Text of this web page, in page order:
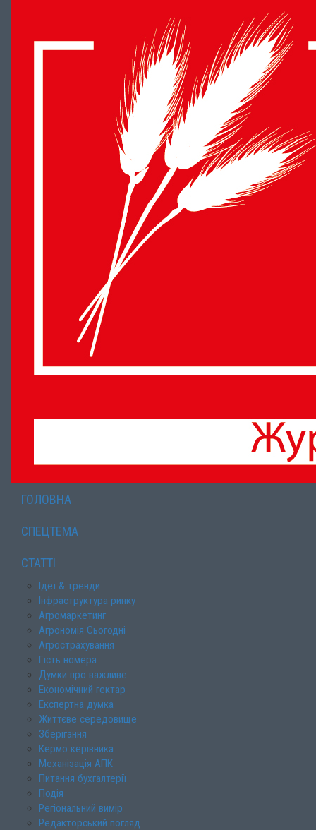
ГОЛОВНА
СПЕЦТЕМА
СТАТТІ
Ідеї & тренди
Інфраструктура ринку
Агромаркетинг
Агрономія Сьогодні
Агрострахування
Гість номера
Думки про важливе
Економічний гектар
Експертна думка
Життєве середовище
Зберігання
Кермо керівника
Механізація АПК
Питання бухгалтерії
Подія
Регіональний вимір
Редакторський погляд